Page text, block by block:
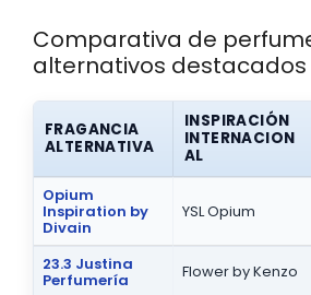
Comparativa de
alternativos destacados
FRAGANCIA
ALTERNATIVA
INSPIRACIÓN
INTERNACION
AL
Opium
Inspiration by
Divain
YSL Opium
23.3 Justina
Perfumería Flower by Kenzo